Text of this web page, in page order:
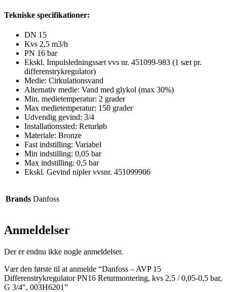
Tekniske specifikationer:
DN 15
Kvs 2,5 m3/h
PN 16 bar
Ekskl. Impulsledningssæt vvs nr. 451099-983 (1 sæt pr.
differenstrykregulator)
Medie: Cirkulationsvand
Alternativ medie: Vand med glykol (max 30%)
Min. medietemperatur: 2 grader
Max medietemperatur: 150 grader
Udvendig gevind: 3/4
Installationssted: Returløb
Materiale: Bronze
Fast indstilling: Variabel
Min indstilling: 0,05 bar
Max indstilling: 0,5 bar
Ekskl. Gevind nipler vvsnr. 451099906
Brands Danfoss
Anmeldelser
Der er endnu ikke nogle anmeldelser.
Vær den første til at anmelde “Danfoss – AVP 15
Differenstrykregulator PN16 Returmontering, kvs 2,5 / 0,05-0,5 bar,
G 3/4″, 003H6201”